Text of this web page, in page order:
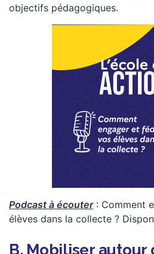
objectifs pédagogiques.
Podcast à écouter: Comment
élèves dans la collecte ?
B. Mobiliser autour